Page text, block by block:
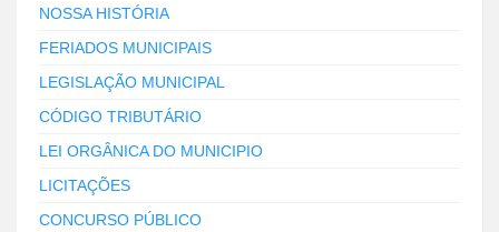
NOSSA HISTÓRIA
FERIADOS MUNICIPAIS
LEGISLAÇÃO MUNICIPAL
CÓDIGO TRIBUTÁRIO
LEI ORGÂNICA DO MUNICIPIO
LICITAÇÕES
CONCURSO PÚBLICO